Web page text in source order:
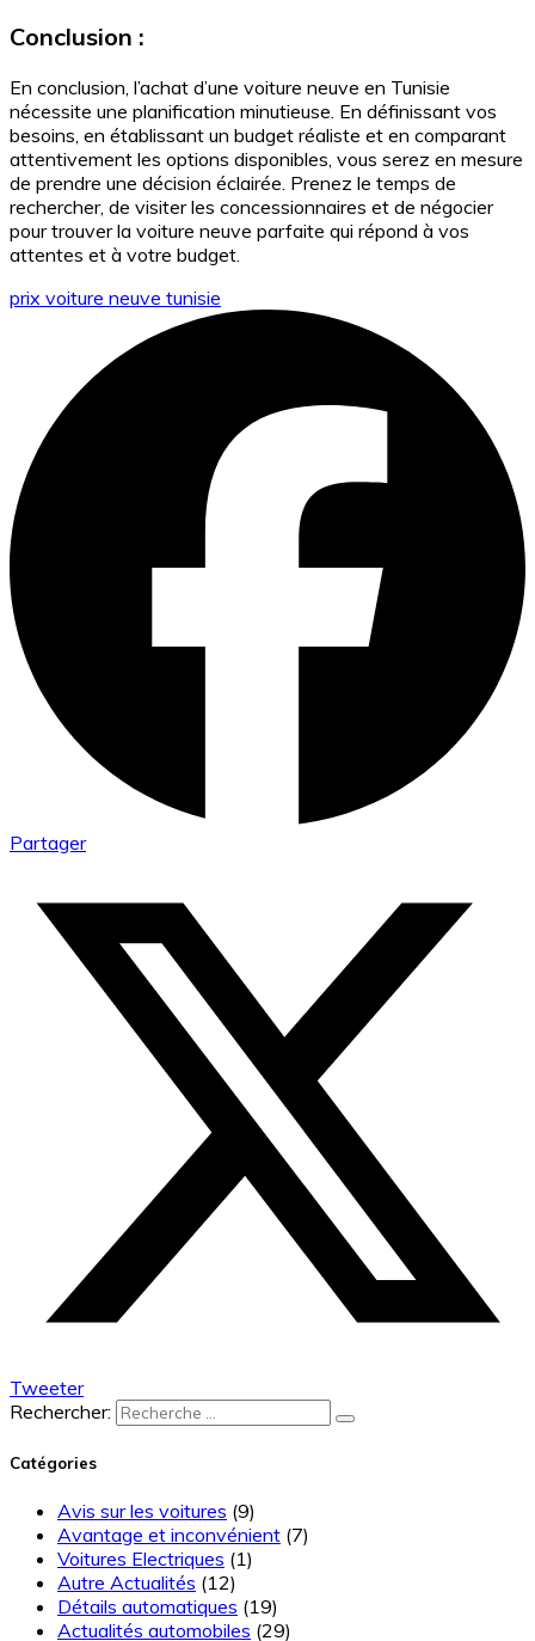
Conclusion :
En conclusion, l’achat d’une voiture neuve en Tunisie
nécessite une planification minutieuse. En définissant vos
besoins, en établissant un budget réaliste et en comparant
attentivement les options disponibles, vous serez en mesure
de prendre une décision éclairée. Prenez le temps de
rechercher, de visiter les concessionnaires et de négocier
pour trouver la voiture neuve parfaite qui répond à vos
attentes et à votre budget.
prix voiture neuve tunisie
Partager
Tweeter
Rechercher:
Catégories
Avis sur les voitures (9)
Avantage et inconvénient (7)
Voitures Electriques (1)
Autre Actualités (12)
Détails automatiques (19)
Actualités automobiles (29)